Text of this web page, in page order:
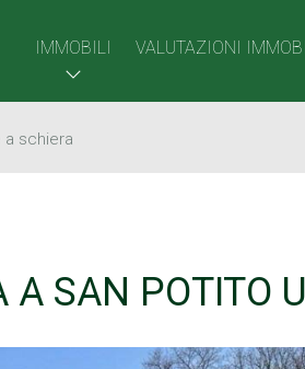
IMMOBILI VALUTAZIONI
a schiera
SAN POTITO